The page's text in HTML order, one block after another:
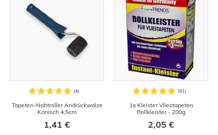
Tapeten-Nahtroller Andrückwalze
Konisch 4,5cm
1,41 €
1x Kleister Vliestapeten
Rollkleister - 200g
2,05 €